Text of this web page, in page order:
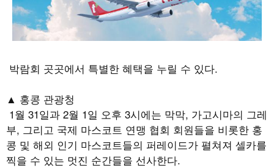
박람회 곳곳에서 특별한 혜택을 누릴 수 있다.
▲ 홍콩 관광청
1월 31일과 2월 1일 오후 3시에는 막막, 가고시마의 그레
부, 그리고 국제 마스코트 연맹 협회 회원들을 비롯한 홍
콩 및 해외 인기 마스코트들의 퍼레이드가 펼쳐져 셀카를
찍을 수 있는 멋진 순간들을 선사한다.